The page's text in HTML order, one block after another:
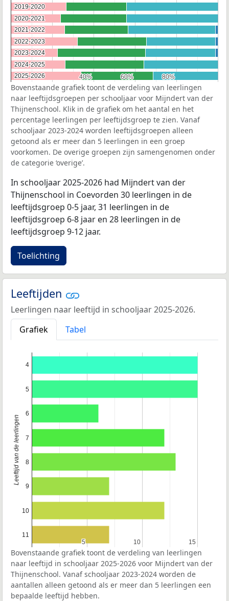
40%
40% 60%
60% 80%
80%
2019-2020
2019-2020
2020-2021
2020-2021
2021-2022
2021-2022
2022-2023
2022-2023
2023-2024
2023-2024
2024-2025
2024-2025
2025-2026
2025-2026
Bovenstaande grafiek toont de verdeling van leerlingen
naar leeftijdsgroepen per schooljaar voor Mijndert van der
Thijnenschool. Klik in de grafiek om het aantal en het
percentage leerlingen per leeftijdsgroep te zien. Vanaf
schooljaar 2023-2024 worden leeftijdsgroepen alleen
getoond als er meer dan 5 leerlingen in een groep
voorkomen. De overige groepen zijn samengenomen onder
de categorie ‘overige’.
In schooljaar 2025-2026 had Mijndert van der
Thijnenschool in Coevorden 30 leerlingen in de
leeftijdsgroep 0-5 jaar, 31 leerlingen in de
leeftijdsgroep 6-8 jaar en 28 leerlingen in de
leeftijdsgroep 9-12 jaar.
Toelichting
Leeftijden
Leerlingen naar leeftijd in schooljaar 2025-2026.
Grafiek
Tabel
5
5 10
10 15
15
4
5
6
7
8
9
10
11
Leeftijd van de leerlingen
Bovenstaande grafiek toont de verdeling van leerlingen
naar leeftijd in schooljaar 2025-2026 voor Mijndert van der
Thijnenschool. Vanaf schooljaar 2023-2024 worden de
aantallen alleen getoond als er meer dan 5 leerlingen een
bepaalde leeftijd hebben.